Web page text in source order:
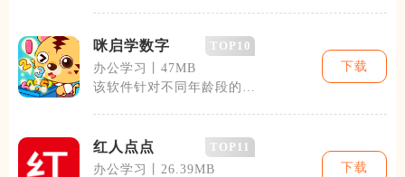
咪启学数字
TOP10
办公学习丨47MB
该软件针对不同年龄段的用
下载
红人点点
TOP11
办公学习丨26.39MB
下载